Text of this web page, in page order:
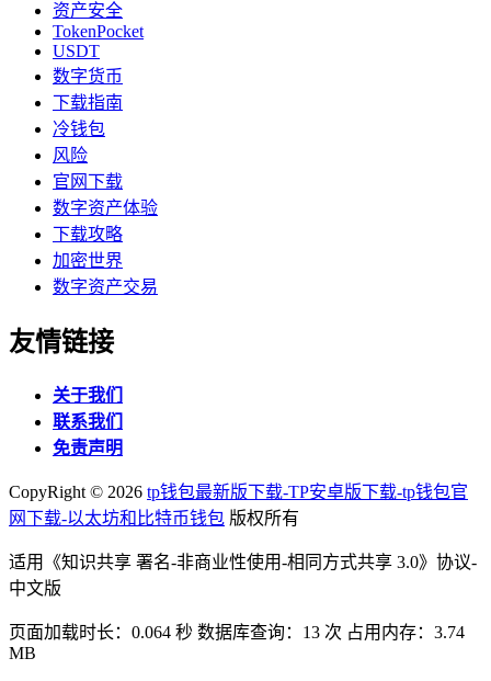
资产安全
TokenPocket
USDT
数字货币
下载指南
冷钱包
风险
官网下载
数字资产体验
下载攻略
加密世界
数字资产交易
友情链接
关于我们
联系我们
免责声明
CopyRight © 2026 tp钱包最新版下载-TP安卓版下载-tp钱包官
网下载-以太坊和比特币钱包 版权所有
适用《知识共享 署名-非商业性使用-相同方式共享 3.0》协议-
中文版
页面加载时长：0.064 秒 数据库查询：13 次 占用内存：3.74
MB